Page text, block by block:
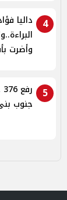
4
داليا
وأضرت
5
جنوب